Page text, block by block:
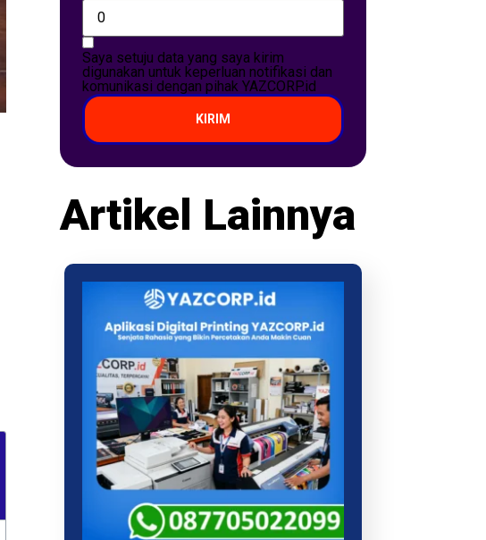
Saya setuju data yang saya kirim
digunakan untuk keperluan notifikasi dan
komunikasi dengan pihak YAZCORP.id
KIRIM
Artikel Lainnya